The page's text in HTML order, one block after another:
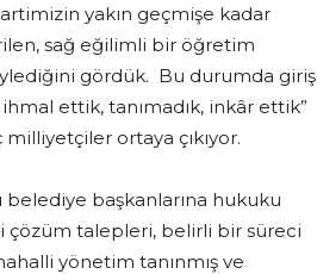
yakın geçmişe kadar
sağ eğilimli bir öğretim
gördük. Bu durumda giriş
ettik, tanımadık, inkâr ettik”
ortaya çıkıyor.
belediye başkanlarına hukuku
çözüm talepleri, belirli bir süreci
yönetim tanınmış ve